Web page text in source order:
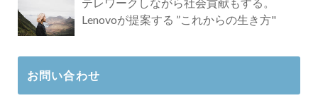
テレワークしながら社会貢献もする。
Lenovoが提案する ”これからの生き方"
お問い合わせ